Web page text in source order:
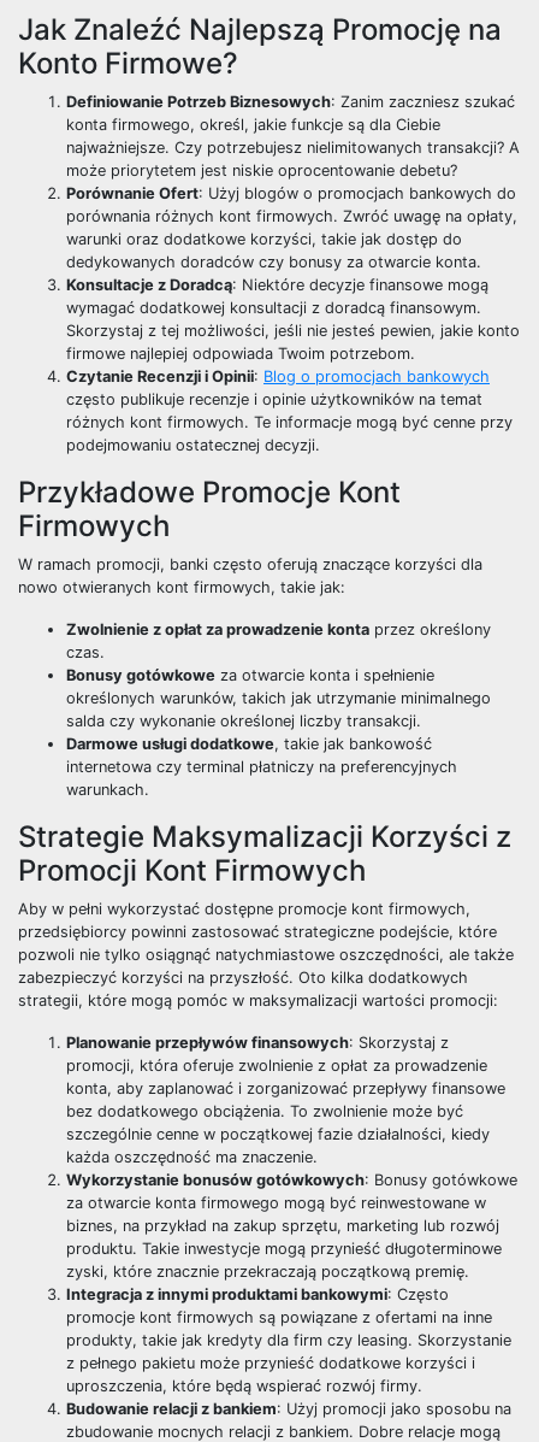
Jak Znaleźć Najlepszą Promocję na
Konto Firmowe?
Definiowanie Potrzeb Biznesowych: Zanim zaczniesz szukać
konta firmowego, określ, jakie funkcje są dla Ciebie
najważniejsze. Czy potrzebujesz nielimitowanych transakcji? A
może priorytetem jest niskie oprocentowanie debetu?
Porównanie Ofert: Użyj blogów o promocjach bankowych do
porównania różnych kont firmowych. Zwróć uwagę na opłaty,
warunki oraz dodatkowe korzyści, takie jak dostęp do
dedykowanych doradców czy bonusy za otwarcie konta.
Konsultacje z Doradcą: Niektóre decyzje finansowe mogą
wymagać dodatkowej konsultacji z doradcą finansowym.
Skorzystaj z tej możliwości, jeśli nie jesteś pewien, jakie konto
firmowe najlepiej odpowiada Twoim potrzebom.
Czytanie Recenzji i Opinii: Blog o promocjach bankowych
często publikuje recenzje i opinie użytkowników na temat
różnych kont firmowych. Te informacje mogą być cenne przy
podejmowaniu ostatecznej decyzji.
Przykładowe Promocje Kont
Firmowych
W ramach promocji, banki często oferują znaczące korzyści dla
nowo otwieranych kont firmowych, takie jak:
Zwolnienie z opłat za prowadzenie konta przez określony
czas.
Bonusy gotówkowe za otwarcie konta i spełnienie
określonych warunków, takich jak utrzymanie minimalnego
salda czy wykonanie określonej liczby transakcji.
Darmowe usługi dodatkowe, takie jak bankowość
internetowa czy terminal płatniczy na preferencyjnych
warunkach.
Strategie Maksymalizacji Korzyści z
Promocji Kont Firmowych
Aby w pełni wykorzystać dostępne promocje kont firmowych,
przedsiębiorcy powinni zastosować strategiczne podejście, które
pozwoli nie tylko osiągnąć natychmiastowe oszczędności, ale także
zabezpieczyć korzyści na przyszłość. Oto kilka dodatkowych
strategii, które mogą pomóc w maksymalizacji wartości promocji:
Planowanie przepływów finansowych: Skorzystaj z
promocji, która oferuje zwolnienie z opłat za prowadzenie
konta, aby zaplanować i zorganizować przepływy finansowe
bez dodatkowego obciążenia. To zwolnienie może być
szczególnie cenne w początkowej fazie działalności, kiedy
każda oszczędność ma znaczenie.
Wykorzystanie bonusów gotówkowych: Bonusy gotówkowe
za otwarcie konta firmowego mogą być reinwestowane w
biznes, na przykład na zakup sprzętu, marketing lub rozwój
produktu. Takie inwestycje mogą przynieść długoterminowe
zyski, które znacznie przekraczają początkową premię.
Integracja z innymi produktami bankowymi: Często
promocje kont firmowych są powiązane z ofertami na inne
produkty, takie jak kredyty dla firm czy leasing. Skorzystanie
z pełnego pakietu może przynieść dodatkowe korzyści i
uproszczenia, które będą wspierać rozwój firmy.
Budowanie relacji z bankiem: Użyj promocji jako sposobu na
zbudowanie mocnych relacji z bankiem. Dobre relacje mogą